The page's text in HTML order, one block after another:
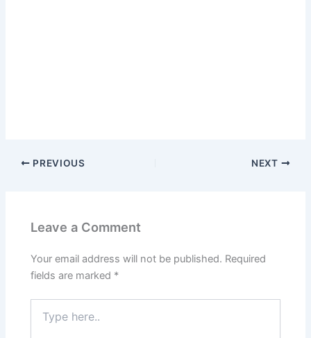
PREVIOUS NEXT
Leave a Comment
Your email address will not be published. Required
fields are marked *
here..